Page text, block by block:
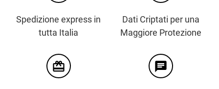
Spedizione express in
tutta Italia
Dati Criptati per una
Maggiore Protezione
card_giftcard chat